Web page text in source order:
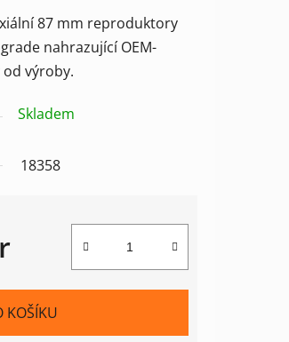
87 mm reproduktory
nahrazující OEM-
výroby.
Skladem
18358
KOŠÍKU